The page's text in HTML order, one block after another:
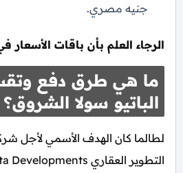
جنيه مصري.
الرجاء العلم بأن باقات
ما هي طرق دفع
الباتيو سولا الشروق؟
لطالما كان الهدف الأسمي لأجل